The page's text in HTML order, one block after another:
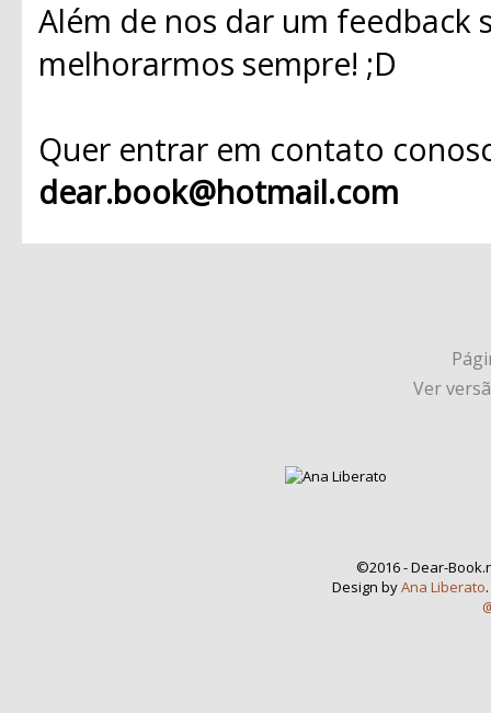
Além de nos dar um
melhorarmos sempre! ;D
Quer entrar em contato
dear.book@hotmail.com
Ver
©2016 - Dear-
Design byAna Liberato